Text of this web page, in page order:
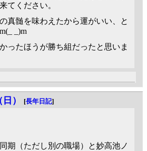
てください。
真髄を味わえたから運がいい、と
_)m
ったほうが勝ち組だったと思いま
） [長年日記]
期（ただし別の職場）と妙高池ノ